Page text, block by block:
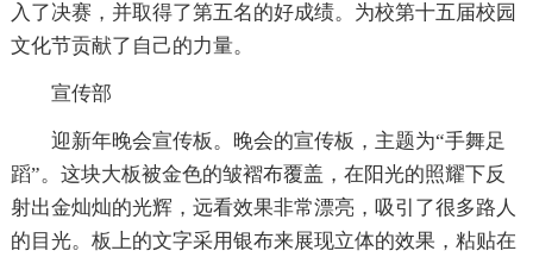
入了决赛，并取得了第五名的好成绩。为校第十五届校园
文化节贡献了自己的力量。
宣传部
迎新年晚会宣传板。晚会的宣传板，主题为“手舞足
蹈”。这块大板被金色的皱褶布覆盖，在阳光的照耀下反
射出金灿灿的光辉，远看效果非常漂亮，吸引了很多路人
的目光。板上的文字采用银布来展现立体的效果，粘贴在